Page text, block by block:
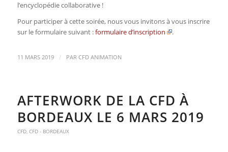
l’encyclopédie collaborative !
Pour participer à cette soirée, nous vous invitons à vous inscrire
sur le formulaire suivant :formulaire d’inscription .
11 MARS 2019 / PAR CFD ANIMATION
AFTERWORK DE LA CFD À
BORDEAUX LE 6 MARS 2019
CFD, CFD - BORDEAUX